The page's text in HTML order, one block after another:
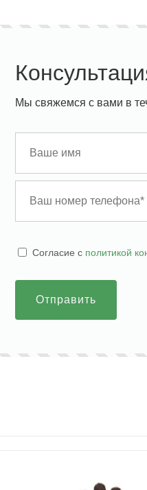
Мы свяжемся с вами в
Cогласие с политикой
Отправить